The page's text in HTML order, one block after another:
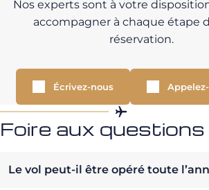
Nos experts sont à votre
accompagner à chaque étape
réservation.
Écrivez-nous
Foire aux questions
Le vol peut-il être opéré toute